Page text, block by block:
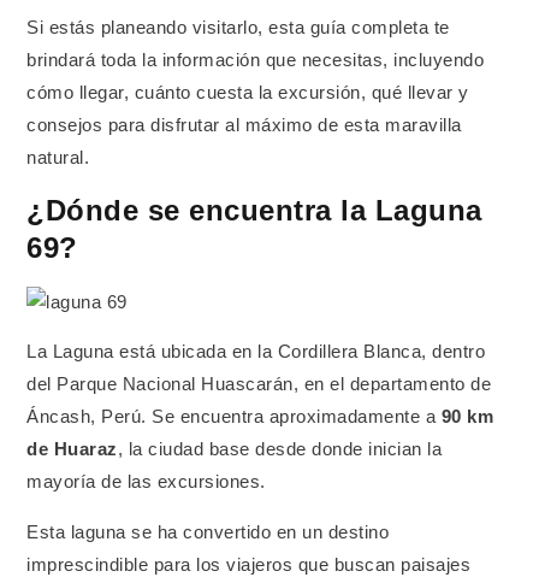
Si estás planeando visitarlo, esta guía completa te
brindará toda la información que necesitas, incluyendo
cómo llegar, cuánto cuesta la excursión, qué llevar y
consejos para disfrutar al máximo de esta maravilla
natural.
¿Dónde se encuentra la Laguna
69?
La Laguna está ubicada en la Cordillera Blanca, dentro
del Parque Nacional Huascarán, en el departamento de
Áncash, Perú. Se encuentra aproximadamente a 90 km
de Huaraz, la ciudad base desde donde inician la
mayoría de las excursiones.
Esta laguna se ha convertido en un destino
imprescindible para los viajeros que buscan paisajes